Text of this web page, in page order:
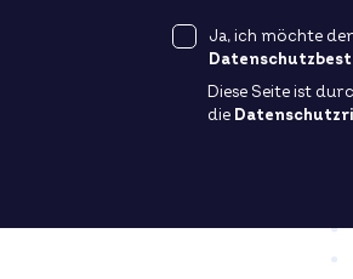
Ja, ich möchte
Diese Seite ist
die